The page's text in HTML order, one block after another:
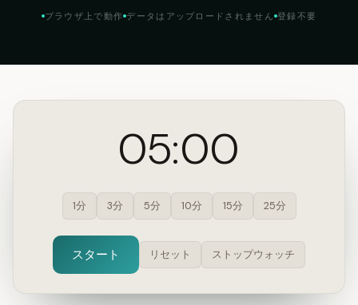
ブラウザ上で動作 データはアップロードされません 登録不要
05:00
1分 3分 5分 10分 15分 25分
スタート リセット ストップウォッチ